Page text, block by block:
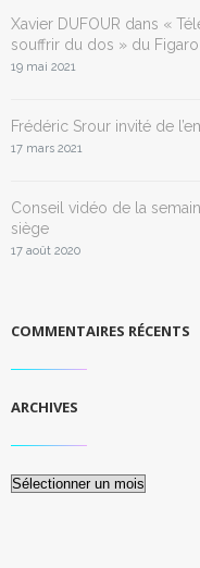
Xavier DUFOUR dans «
souffrir du dos » du Figaro
19 mai 2021
Frédéric Srour invité de
17 mars 2021
Conseil vidéo de la
siège
17 août 2020
COMMENTAIRES RÉCENTS
ARCHIVES
Archives